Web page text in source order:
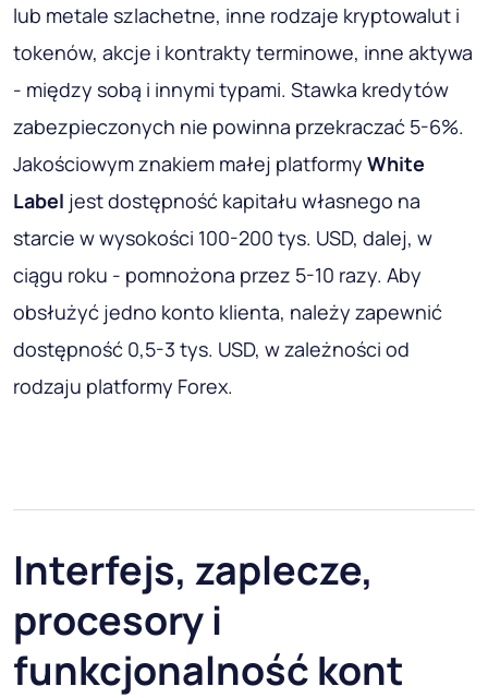
lub metale szlachetne, inne rodzaje kryptowalut i
tokenów, akcje i kontrakty terminowe, inne aktywa
- między sobą i innymi typami. Stawka kredytów
zabezpieczonych nie powinna przekraczać 5-6%.
Jakościowym znakiem małej platformy White
Label jest dostępność kapitału własnego na
starcie w wysokości 100-200 tys. USD, dalej, w
ciągu roku - pomnożona przez 5-10 razy. Aby
obsłużyć jedno konto klienta, należy zapewnić
dostępność 0,5-3 tys. USD, w zależności od
rodzaju platformy Forex.
Interfejs, zaplecze,
procesory i
funkcjonalność kont